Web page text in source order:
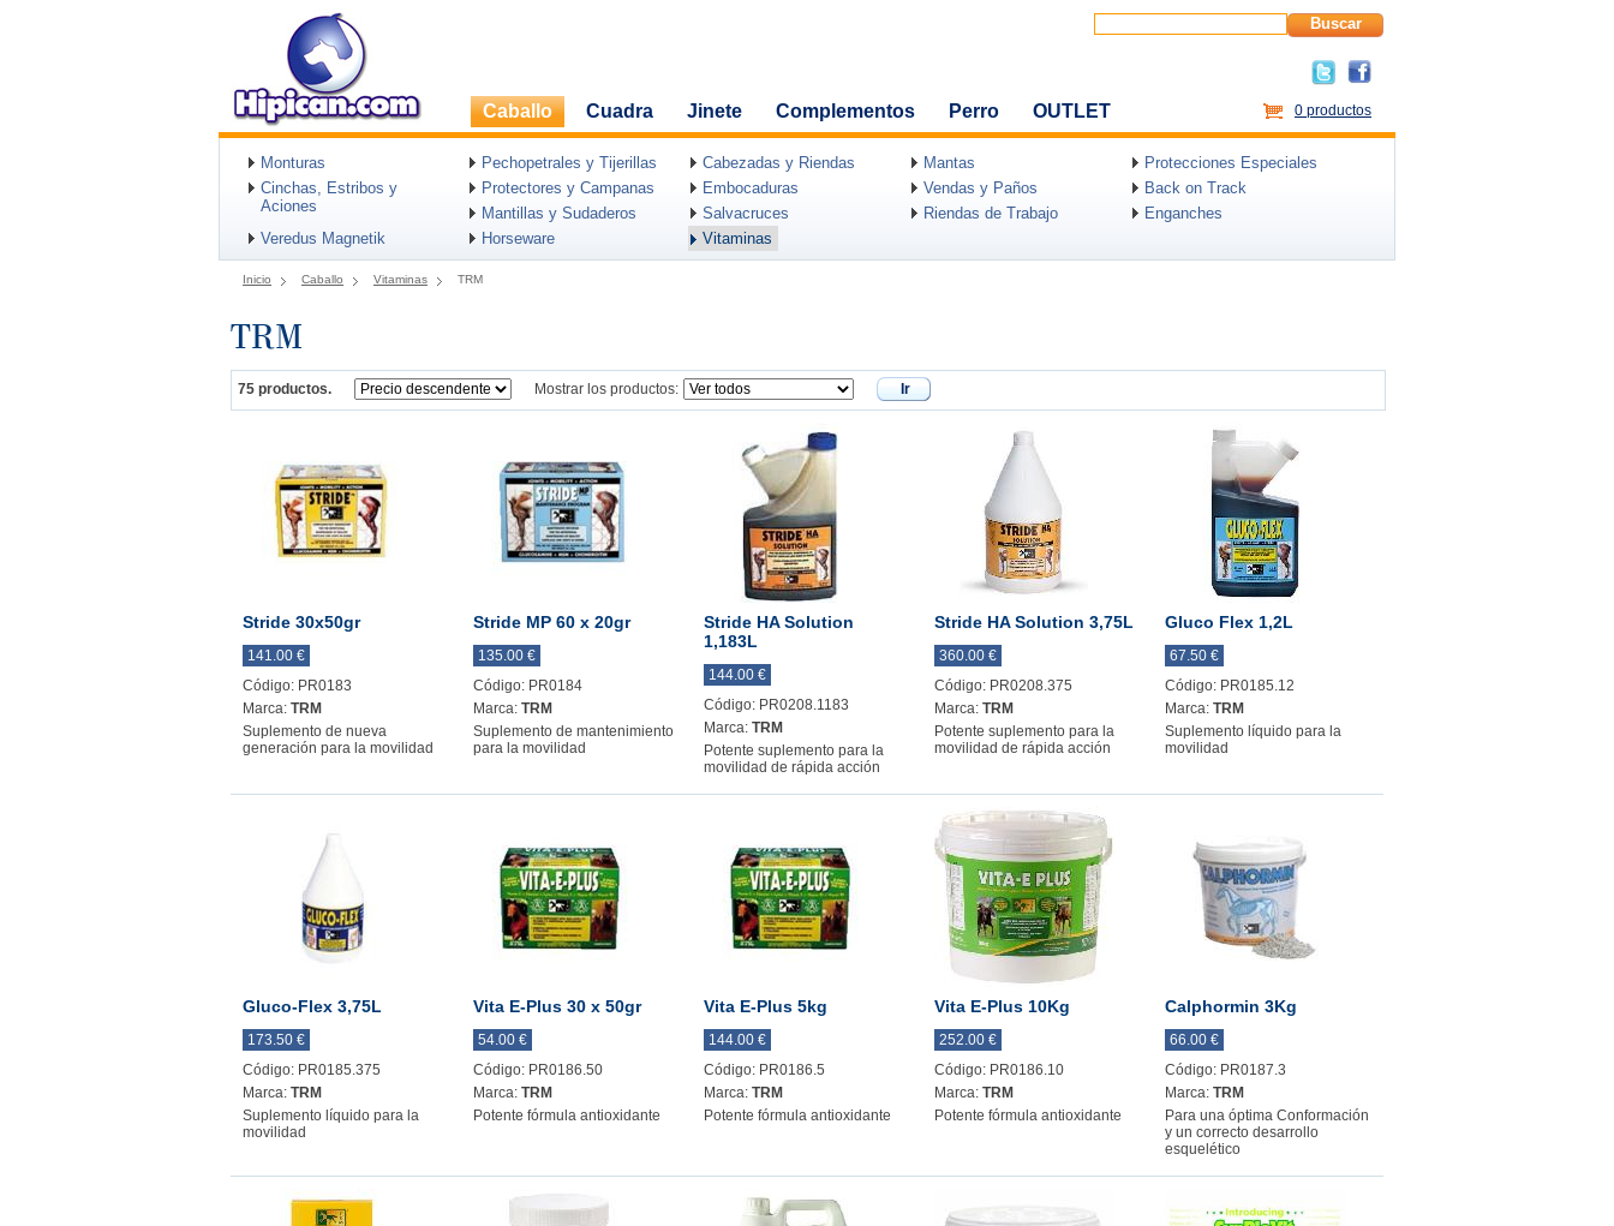
Buscar
Caballo Cuadra Jinete Complementos Perro OUTLET 0 productos
Monturas Pechopetrales y Tijerillas Cabezadas y Riendas Mantas
Protecciones Especiales
Cinchas, Estribos y
Aciones
Protectores y Campanas Embocaduras Vendas y Paños
Back on Track
Mantillas y Sudaderos
Salvacruces Riendas de Trabajo
Enganches
Veredus Magnetik
Horseware Vitaminas
Inicio Caballo Vitaminas TRM
TRM
75 productos. Mostrar los productos: Ir
Stride 30x50gr
141.00 €
Código: PR0183
Marca: TRM
Suplemento de nueva
generación para la movilidad
Stride MP 60 x 20gr
135.00 €
Código: PR0184
Marca: TRM
Suplemento de mantenimiento
para la movilidad
Stride HA Solution
1,183L
144.00 €
Código: PR0208.1183
Marca: TRM
Potente suplemento para la
movilidad de rápida acción
Stride HA Solution 3,75L
360.00 €
Código: PR0208.375
Marca: TRM
Potente suplemento para la
movilidad de rápida acción
Gluco Flex 1,2L
67.50 €
Código: PR0185.12
Marca: TRM
Suplemento líquido para la
movilidad
Gluco-Flex 3,75L
173.50 €
Código: PR0185.375
Marca: TRM
Suplemento líquido para la
movilidad
Vita E-Plus 30 x 50gr
54.00 €
Código: PR0186.50
Marca: TRM
Potente fórmula antioxidante
Vita E-Plus 5kg
144.00 €
Código: PR0186.5
Marca: TRM
Potente fórmula antioxidante
Vita E-Plus 10Kg
252.00 €
Código: PR0186.10
Marca: TRM
Potente fórmula antioxidante
Calphormin 3Kg
66.00 €
Código: PR0187.3
Marca: TRM
Para una óptima Conformación
y un correcto desarrollo
esquelético